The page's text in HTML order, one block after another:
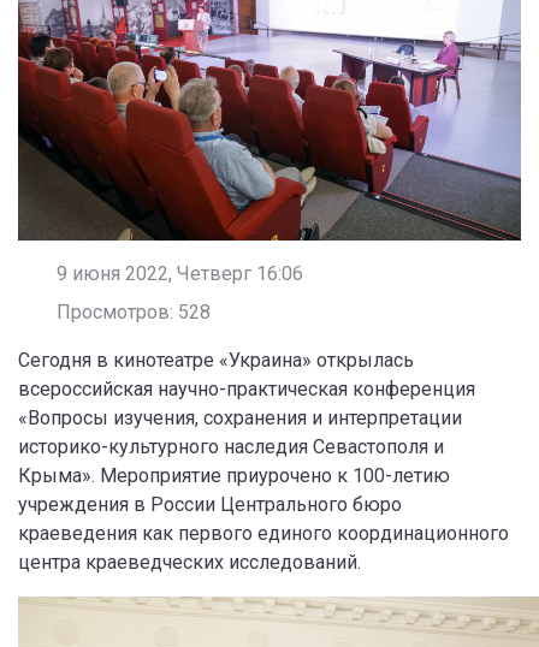
9 июня 2022, Четверг 16:06
Просмотров: 528
Сегодня в кинотеатре «Украина» открылась
всероссийская научно-практическая конференция
«Вопросы изучения, сохранения и интерпретации
историко-культурного наследия Севастополя и
Крыма». Мероприятие приурочено к 100-летию
учреждения в России Центрального бюро
краеведения как первого единого координационного
центра краеведческих исследований.